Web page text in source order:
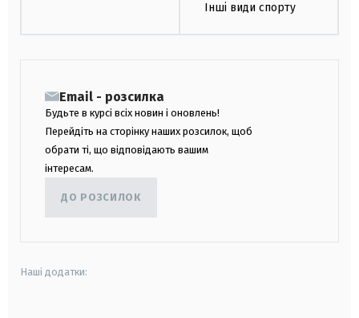
Інші види спорту
Email - розсилка
Будьте в курсі всіх новин і оновлень!
Перейдіть на сторінку наших розсилок, щоб
обрати ті, що відповідають вашим
інтересам.
ДО РОЗСИЛОК
Наші додатки: